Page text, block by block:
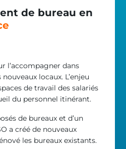
de bureau en
l’accompagner dans
locaux. L’enjeu
de travail des salariés
du personnel itinérant.
de bureaux et d’un
a créé de nouveaux
les bureaux existants.